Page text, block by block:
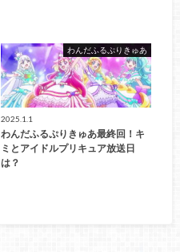
わんだふるぷりきゅあ
2025.1.1
わんだふるぷりきゅあ最終回！キ
ミとアイドルプリキュア放送日
は？